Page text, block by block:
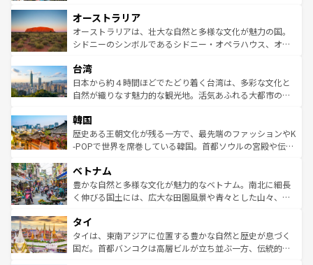
部のニューオーリンズでは、音楽と美食が融合した独特の
文化が魅力。旅行者はアメリカの各地域で異なる魅力を楽
しみながら、その多様性と豊かな歴史を感じることができ
ならではの贅沢な旅のスタイルだ。 なお、新着のアメリカ
情報はコンテンツ一覧を参照してほしい。
ワイ島は見逃せない。また、定番の観光地といえばオアフ
島だが、静かな自然を求めるならマウイ島やカウアイ島が
おすすめ。エメラルドグリーンに輝く海をはじめ、豊かな
れるおもてなしの心で訪れる人々を迎えてくれるハワイの
人々、おいしいローカルフードやハワイアンミュージッ
ク、伝統的なフラダンスなど、すべてがハワイの魅力を彩
ワイを、存分に味わってほしい。 なお、新着のハワイ情報
はコンテンツ一覧を参照してほしい。
オーストラリア
オーストラリアは、壮大な自然と多様な文化が魅力の国。
シドニーのシンボルであるシドニー・オペラハウス、オー
リアリーフや大陸中央部にそびえるウルル（エアーズロッ
ク）、タスマニアの美しい原生林やケアンズの熱帯雨林な
ど、見どころがたくさん。また、カフェやワイン、オージ
いる。アクティビティも充実しており、サーフィンやダイ
ビング、ハイキングなど、アウトドア好きにはたまらな
い。オーストラリアの多彩な魅力を存分に味わいつくそ
参照してほしい。
台湾
日本から約４時間ほどでたどり着く台湾は、多彩な文化と
自然が織りなす魅力的な観光地。活気あふれる大都市の台
ン）、静ひつな山岳地帯である台湾東部など、都市の喧騒
と山間の静けさが共存しており、訪れる人に新しい発見と
驚きをもたらしてくれる。また、奥深い台湾の食文化も魅
容にもいいと評判のスイーツなど、バラエティ豊かな料理
が味わえる。 なお、新着の台湾情報は コンテンツ一覧を参
照してほしい。
韓国
歴史ある王朝文化が残る一方で、最先端のファッションやK
-POPで世界を席巻している韓国。首都ソウルの宮殿や伝統
き、地方に足を延ばせば四季折々の自然美を楽しむことが
できる。そして、キムチや焼肉、絶品のストリートフード
まで、さまざまな韓国料理が待っている。夜には、韓国な
リティに包まれながら、韓国の多彩な魅力を心ゆくまで味
わってみてほしい。 なお、新着の韓国情報はコンテンツ一
覧を参照してほしい。
ベトナム
豊かな自然と多様な文化が魅力的なベトナム。南北に細長
く伸びる国土には、広大な田園風景や青々とした山々、世
急速な発展と共に伝統が息づく。ハノイの古い町並みやホ
ーチミン市のフランス統治時代の建物も、独特の雰囲気を
醸し出している。また、バラエティの豊かさとおいしさで
タイ
タイは、東南アジアに位置する豊かな自然と歴史が息づく
国だ。首都バンコクは高層ビルが立ち並ぶ一方、伝統的な